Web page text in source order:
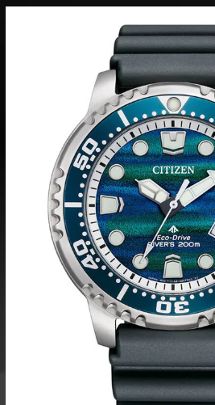
Alkuperäinen
hinta
449,00 €.
Nykyinen
hinta
on:
336,00 €.